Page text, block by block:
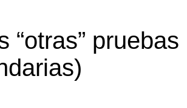
“otras”